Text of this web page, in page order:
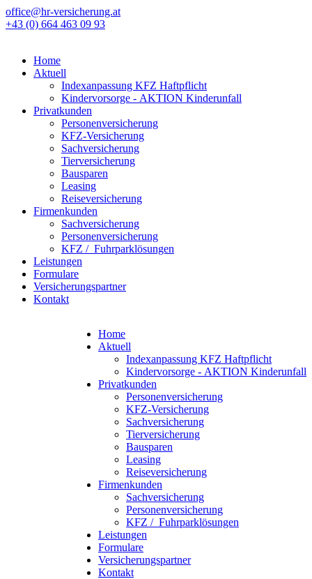
office@hr-versicherung.at
+43 (0) 664 463 09 93
Home
Aktuell
Indexanpassung KFZ Haftpflicht
Kindervorsorge - AKTION Kinderunfall
Privatkunden
Personenversicherung
KFZ-Versicherung
Sachversicherung
Tierversicherung
Bausparen
Leasing
Reiseversicherung
Firmenkunden
Sachversicherung
Personenversicherung
KFZ / Fuhrparklösungen
Leistungen
Formulare
Versicherungspartner
Kontakt
Home
Aktuell
Indexanpassung KFZ Haftpflicht
Kindervorsorge - AKTION Kinderunfall
Privatkunden
Personenversicherung
KFZ-Versicherung
Sachversicherung
Tierversicherung
Bausparen
Leasing
Reiseversicherung
Firmenkunden
Sachversicherung
Personenversicherung
KFZ / Fuhrparklösungen
Leistungen
Formulare
Versicherungspartner
Kontakt